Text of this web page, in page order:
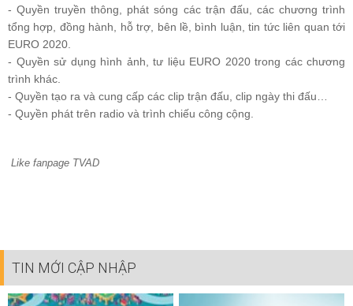
- Quyền truyền thông, phát sóng các trận đấu, các chương trình
tổng hợp, đồng hành, hỗ trợ, bên lề, bình luận, tin tức liên quan tới
EURO 2020.
- Quyền sử dụng hình ảnh, tư liệu EURO 2020 trong các chương
trình khác.
- Quyền tạo ra và cung cấp các clip trận đấu, clip ngày thi đấu…
- Quyền phát trên radio và trình chiếu công cộng.
Like fanpage TVAD
TIN MỚI CẬP NHẬP